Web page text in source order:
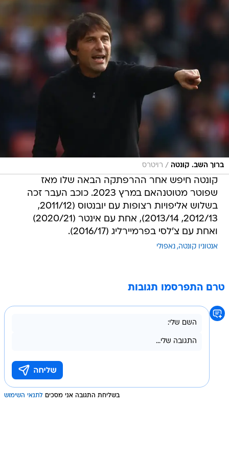
ברוך השב. קונטה / רויטרס
קונטה חיפש אחר ההרפתקה הבאה שלו מאז
שפוטר מטוטנהאם במרץ 2023. כוכב העבר זכה
בשלוש אליפויות רצופות עם יובנטוס (2011/12,
2012/13, 2013/14), אחת עם אינטר (2020/21)
ואחת עם צ'לסי בפרמיירליג (2016/17).
אנטוניו קונטה נאפולי
טרם התפרסמו תגובות
בשליחת התגובה אני מסכים לתנאי השימוש